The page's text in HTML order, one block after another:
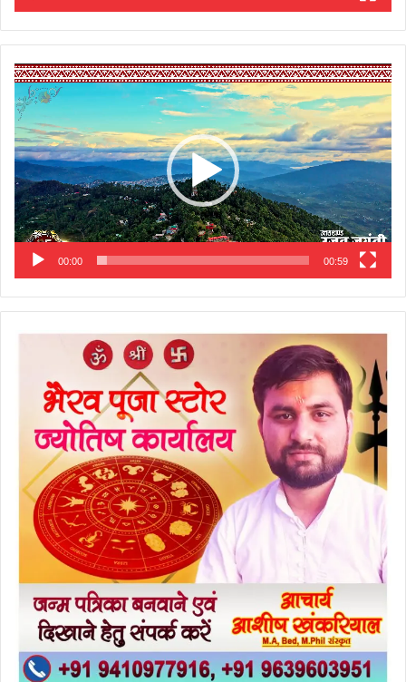
Video
Player
00:00 00:59